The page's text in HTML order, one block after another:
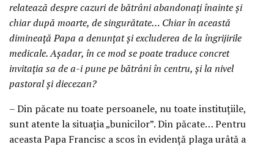
relatează despre cazuri de bătrâni abandonați înainte și
chiar după moarte, de singurătate… Chiar în această
dimineață Papa a denunțat și excluderea de la îngrijirile
medicale. Așadar, în ce mod se poate traduce concret
invitația sa de a-i pune pe bătrâni în centru, și la nivel
pastoral și diecezan?
– Din păcate nu toate persoanele, nu toate instituțiile,
sunt atente la situația „bunicilor”. Din păcate… Pentru
aceasta Papa Francisc a scos în evidență plaga urâtă a